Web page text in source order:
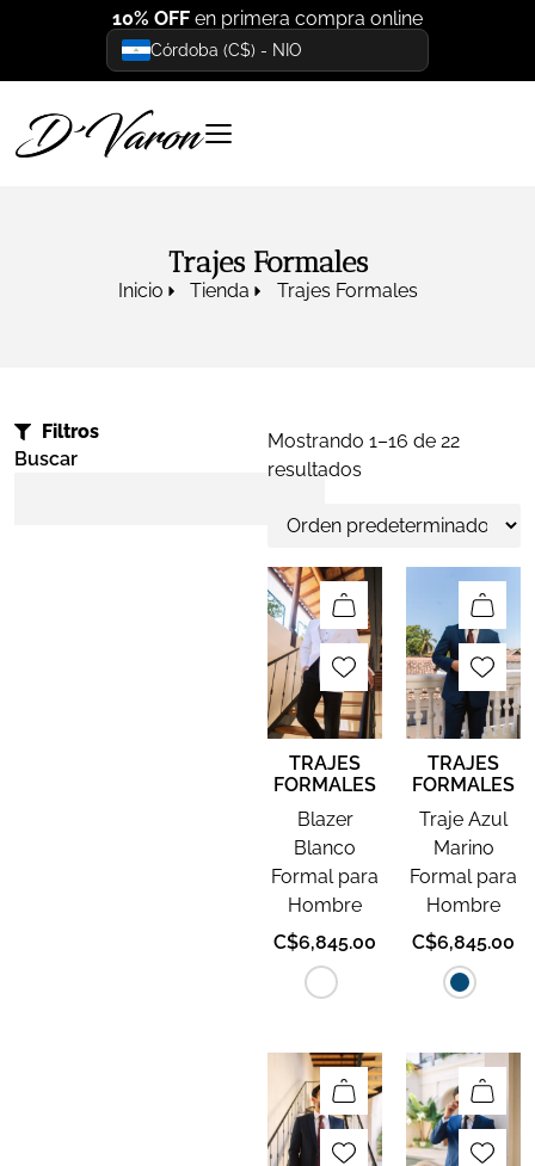
10% OFF en primera compra online
Córdoba (C$) - NIO
Trajes Formales
Inicio Tienda Trajes Formales
Filtros
Buscar
Mostrando 1–16 de 22
resultados
TRAJES
FORMALES
Blazer
Blanco
Formal para
Hombre
C$6,845.00
TRAJES
FORMALES
Traje Azul
Marino
Formal para
Hombre
C$6,845.00